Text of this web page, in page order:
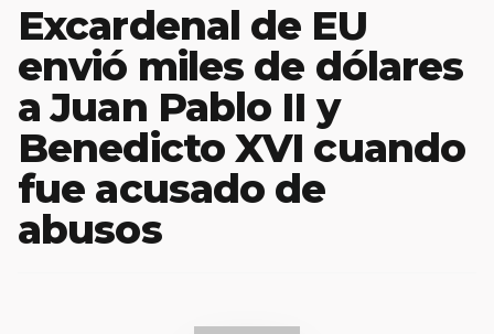
Excardenal de EU
envió miles de dólares
a Juan Pablo II y
Benedicto XVI cuando
fue acusado de
abusos